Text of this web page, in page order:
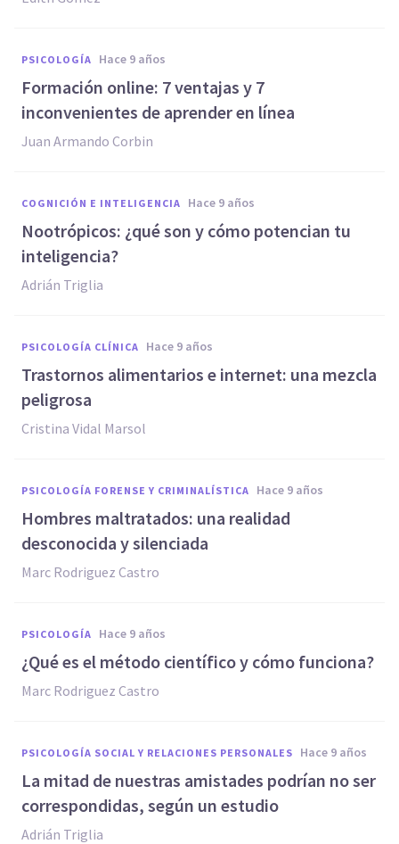
PSICOLOGÍA hace 9 años
​Formación online: 7 ventajas y 7
inconvenientes de aprender en línea
Juan Armando Corbin
COGNICIÓN E INTELIGENCIA hace 9 años
​Nootrópicos: ¿qué son y cómo potencian tu
inteligencia?
Adrián Triglia
PSICOLOGÍA CLÍNICA hace 9 años
Trastornos alimentarios e internet: una mezcla
peligrosa
Cristina Vidal Marsol
PSICOLOGÍA FORENSE Y CRIMINALÍSTICA hace 9 años
Hombres maltratados: una realidad
desconocida y silenciada
Marc Rodriguez Castro
PSICOLOGÍA hace 9 años
¿Qué es el método científico y cómo funciona?
Marc Rodriguez Castro
PSICOLOGÍA SOCIAL Y RELACIONES PERSONALES hace 9 años
​La mitad de nuestras amistades podrían no ser
correspondidas, según un estudio
Adrián Triglia